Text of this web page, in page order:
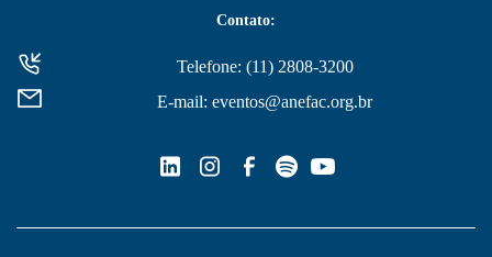
Contato:
Telefone: (11) 2808-3200
E-mail: eventos@anefac.org.br